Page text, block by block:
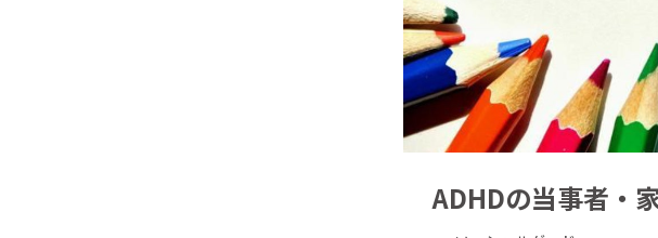
CAMPFIRE for
ADHDの当事者・